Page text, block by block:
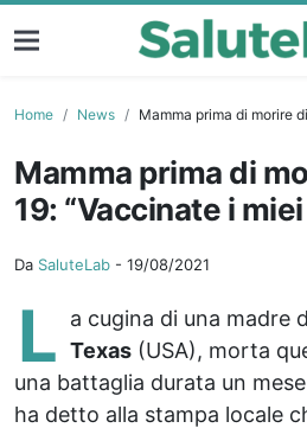
Home News Mamma prima di morire di
Mamma prima di
19: “Vaccinate i
Da SaluteLab - 19/08/2021
L
a cugina di una madre
Texas (USA), morta
una battaglia durata un
ha detto alla stampa locale